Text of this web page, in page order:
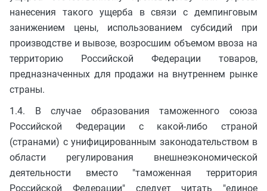
нанесения такого ущерба в связи с демпинговым
занижением цены, использованием субсидий при
производстве и вывозе, возросшим объемом ввоза на
территорию Российской Федерации товаров,
предназначенных для продажи на внутреннем рынке
страны.
1.4. В случае образования таможенного союза
Российской Федерации с какой-либо страной
(странами) с унифицированным законодательством в
области регулирования внешнеэкономической
деятельности вместо "таможенная территория
Российской Федерации" следует читать "единое